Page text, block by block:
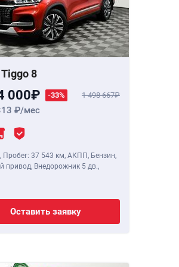
8
000 -33% 1 498 667
/мес
, Пробег: 37 543 км, АКПП, Бензин,
привод, Внедорожник 5 дв.,
Оставить заявку